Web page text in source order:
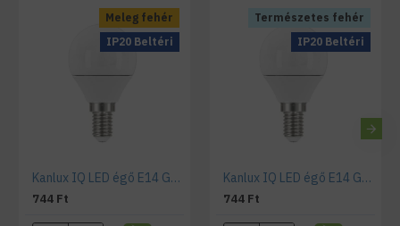
Meleg fehér
IP20 Beltéri
Kanlux IQ LED égő E14 G45 kisgömb 5,5W meleg fehér
744 Ft
Természetes fehér
IP20 Beltéri
Kanlux IQ LED égő E14 G45 kisgömb 5,5W természetes fehér
744 Ft